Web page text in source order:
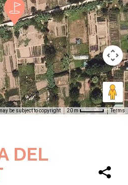
be subject to copyright 20 m Terms
DEL